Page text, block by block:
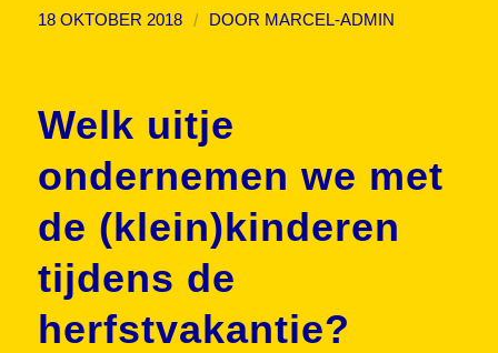
18 OKTOBER 2018 / DOOR MARCEL-ADMIN
Welk uitje
ondernemen we met
de (klein)kinderen
tijdens de
herfstvakantie?